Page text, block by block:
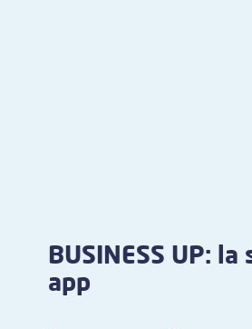
BUSINESS UP:
app